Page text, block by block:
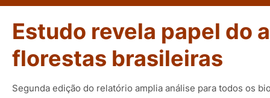
Conversor Colunistas Eventos
e
Vídeos
Estudo revela papel do
florestas brasileiras
Segunda edição do relatório amplia análise para todos os